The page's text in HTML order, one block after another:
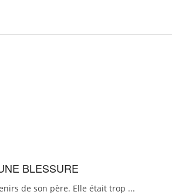
BLESSURE
de son père. Elle était trop ...